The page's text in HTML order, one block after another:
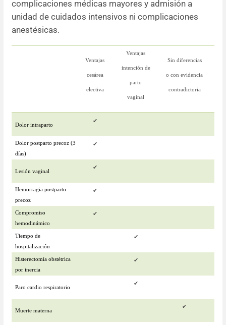
complicaciones médicas mayores y admisión a
unidad de cuidados intensivos ni complicaciones
anestésicas.
Ventajas
cesárea
electiva
Ventajas
intención de
parto
vaginal
Sin diferencias
o con evidencia
contradictoria
Dolor intraparto
✔
Dolor postparto precoz (3
días)
✔
Lesión vaginal
✔
Hemorragia postparto
precoz
✔
Compromiso
hemodinámico
✔
Tiempo de
hospitalización
✔
Histerectomía obstétrica
por inercia
✔
Paro cardio respiratorio
✔
Muerte materna
✔